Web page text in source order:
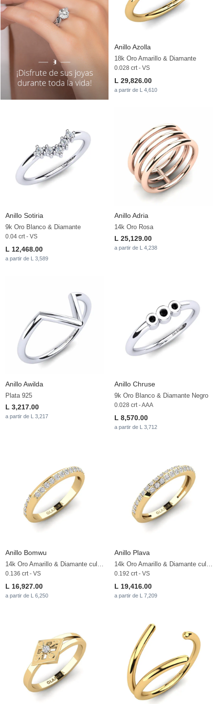
Anillo Azolla
18k Oro Amarillo & Diamante
0.028 crt - VS
L 29,826.00
a partir de L 4,610
Anillo Sotiria
9k Oro Blanco & Diamante
0.04 crt - VS
L 12,468.00
a partir de L 3,589
Anillo Adria
14k Oro Rosa
L 25,129.00
a partir de L 4,238
Anillo Awilda
Plata 925
L 3,217.00
a partir de L 3,217
Anillo Chruse
9k Oro Blanco & Diamante Negro
0.028 crt - AAA
L 8,570.00
a partir de L 3,712
Anillo Bomwu
14k Oro Amarillo & Diamante cultivado en laboratorio
0.136 crt - VS
L 16,927.00
a partir de L 6,250
Anillo Plava
14k Oro Amarillo & Diamante cultivado en laboratorio
0.192 crt - VS
L 19,416.00
a partir de L 7,209